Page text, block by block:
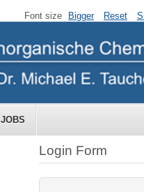
JOBS
Font size Bigger Reset
Login Form